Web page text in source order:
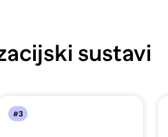
sustavi
#3